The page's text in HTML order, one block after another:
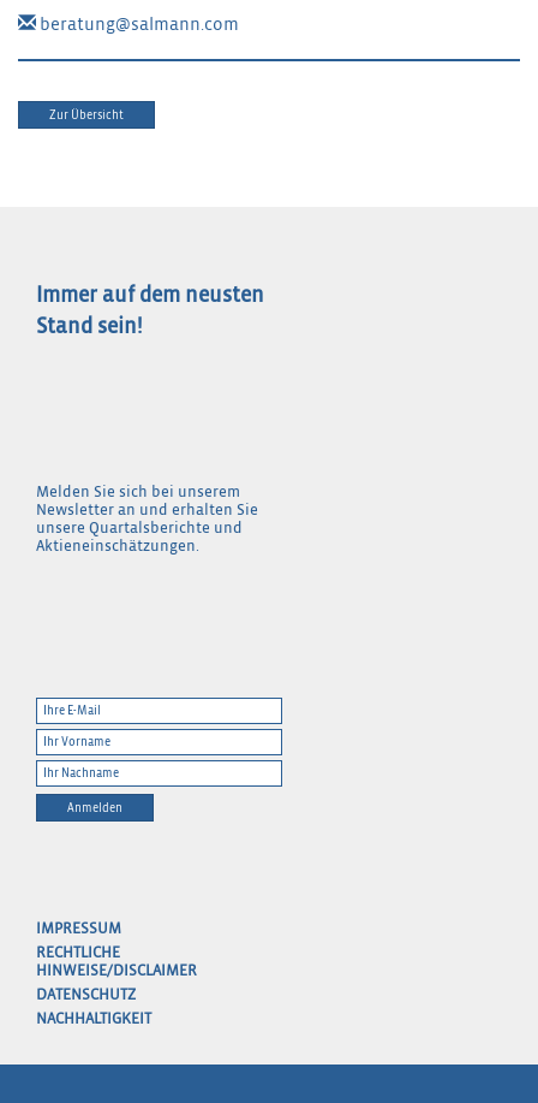
beratung@salmann.com
Zur Übersicht
Immer auf dem neusten
Stand sein!
Melden Sie sich bei unserem
Newsletter an und erhalten Sie
unsere Quartalsberichte und
Aktieneinschätzungen.
Anmelden
IMPRESSUM
RECHTLICHE
HINWEISE/DISCLAIMER
DATENSCHUTZ
NACHHALTIGKEIT